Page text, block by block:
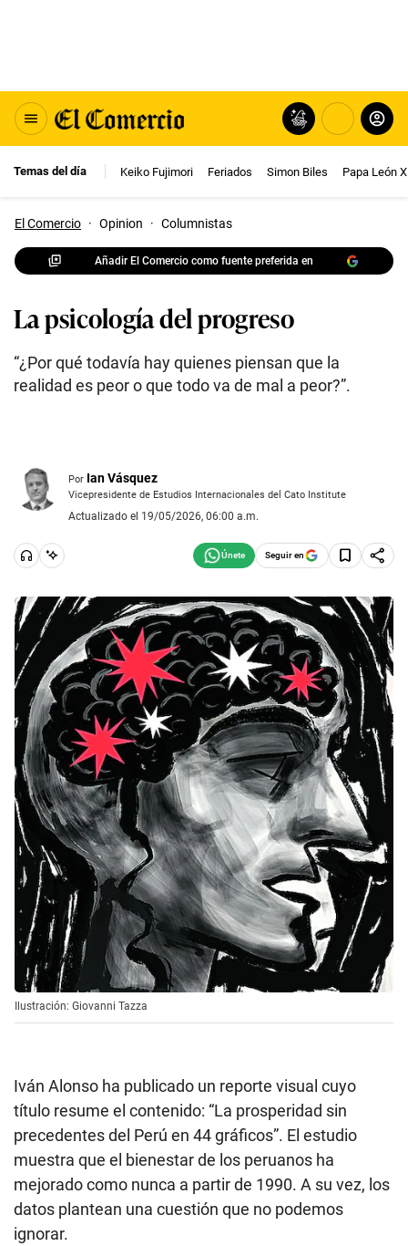
Temas del día Keiko Fujimori Feriados Simon Biles Papa León
El Comercio · Opinion · Columnistas
Añadir El Comercio como fuente preferida en
La psicología del progreso
“¿Por qué todavía hay quienes piensan que la
realidad es peor o que todo va de mal a peor?”.
Por Ian Vásquez
Vicepresidente de Estudios Internacionales del Cato Institute
Actualizado el 19/05/2026, 06:00 a.m.
Seguir en
Ilustración: Giovanni Tazza
Iván Alonso ha publicado un reporte visual cuyo
título resume el contenido: “La prosperidad sin
precedentes del Perú en 44 gráficos”. El estudio
muestra que el bienestar de los peruanos ha
mejorado como nunca a partir de 1990. A su vez, los
datos plantean una cuestión que no podemos
ignorar.